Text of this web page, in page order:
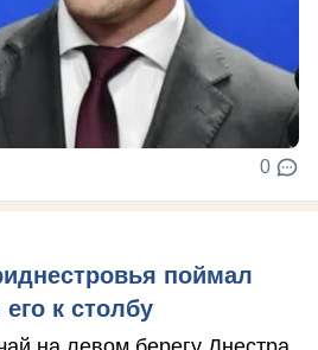
0
поймал
к столбу